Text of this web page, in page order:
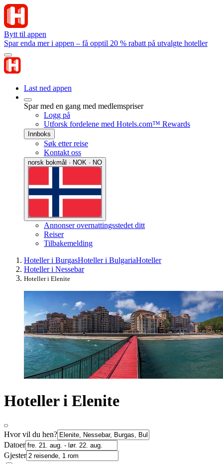
Bytt til appen
Spar enda mer i appen – få opptil 20 % rabatt på utvalgte hoteller
Last ned appen
Spar med en gang med medlemspriser
Logg på
Utforsk fordelene med Hotels.com™ Rewards
Innboks
Søk etter reise
Kontakt oss
norsk bokmål · NOK · NO
Annonser overnattingsstedet ditt
Reiser
Tilbakemelding
Hoteller i BurgasHoteller i BulgariaHoteller
Hoteller i Nessebar
Hoteller i Elenite
Hoteller i Elenite
Hvor vil du hen?
Datoer
Gjester